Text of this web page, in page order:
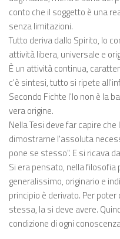
conto che il soggetto è una
senza limitazioni.
Tutto deriva dallo Spirito, lo
attività libera, universale e
È un attività continua,
c'è sintesi, tutto si ripete
Secondo Fichte l'Io non è la
vera origine.
Nella Tesi deve far capire
dimostrarne l'assoluta
pone se stesso". E si ricava
Si era pensato, nella
generalissimo, originario e
principio è derivato. Per
stessa, la si deve avere.
condizione di ogni